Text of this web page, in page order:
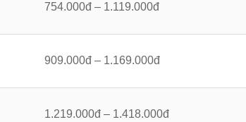
754.000đ – 1.119.000đ
909.000đ – 1.169.000đ
1.219.000đ – 1.418.000đ